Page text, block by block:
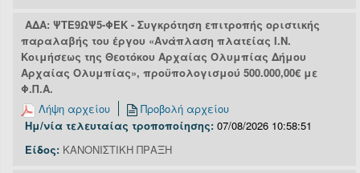
ΑΔΑ: ΨΤΕ9ΩΨ5-ΦΕΚ - Συγκρότηση επιτροπής οριστικής
παραλαβής του έργου «Ανάπλαση πλατείας Ι.Ν.
Κοιμήσεως της Θεοτόκου Αρχαίας Ολυμπίας Δήμου
Αρχαίας Ολυμπίας», προϋπολογισμού 500.000,00€ με
Φ.Π.Α.
Λήψη αρχείου
Προβολή αρχείου
Ημ/νία τελευταίας τροποποίησης: 07/08/2026 10:58:51
Είδος: ΚΑΝΟΝΙΣΤΙΚΗ ΠΡΑΞΗ